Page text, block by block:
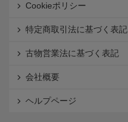
Cookieポリシー
特定商取引法に基づく表記
古物営業法に基づく表記
会社概要
ヘルプページ